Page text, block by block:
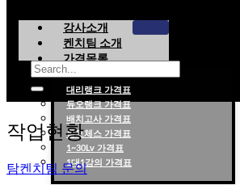
강사소개
켄치팀 소개
가격목록
대리랭크 가격표
듀오랭크 가격표
배치고사 가격표
롤토체스 가격표
1~30Lv 가격표
1대1강의 가격표
작업현황
탐켄치팀 문의